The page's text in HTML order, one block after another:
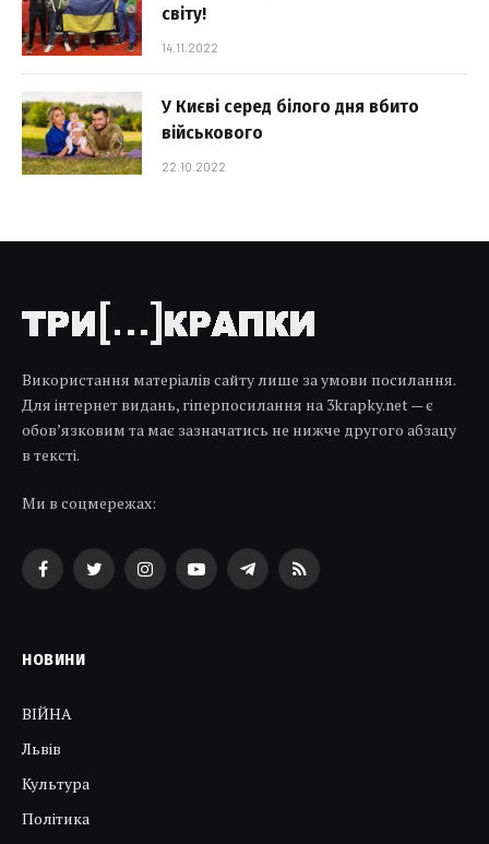
світу!
14.11.2022
У Києві серед білого дня вбито
військового
22.10.2022
Використання матеріалів сайту лише за умови посилання.
Для інтернет видань, гіперпосилання на 3krapky.net — є
обов’язковим та має зазначатись не нижче другого абзацу
в тексті.
Ми в соцмережах:
FacebookTwitterInstagramYouTubeTelegramRSS
НОВИНИ
ВІЙНА
Львів
Культура
Політика